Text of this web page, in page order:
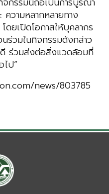
ความหลากหลายทาง
ดยเปิดโอกาสให้บุคลากร
ร่วมในกิจกรรมดังกล่าว
ร่วมส่งต่อสิ่งแวดล้อมที่
ป”
news/803785